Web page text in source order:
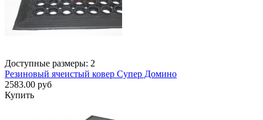
Доступные размеры: 2
Резиновый ячеистый ковер Супер Домино
2583.00 руб
Купить